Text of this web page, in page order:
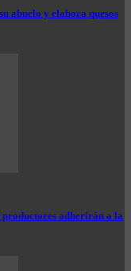
abuelo y elabora quesos
adherirán a la